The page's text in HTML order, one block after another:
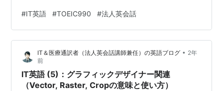
Illustratorを使ったことがない人でも、知識を一緒に増や
して学べるように日本語の意味の解説もあるので、みて
くださいね！毎日3つずつでも継続すると1カ月、2カ月と
差は大きく出てきますので、一緒に継続して勉強できれ
ば幸いです:D IT英語 (6)：グラフィックデ…
#IT英語 #TOEIC990 #法人英会話
IT＆医療通訳者（法人英会話講師兼任）の英語ブログ • 2年
前
IT英語 (5)：グラフィックデザイナー関連
（Vector, Raster, Cropの意味と使い方）